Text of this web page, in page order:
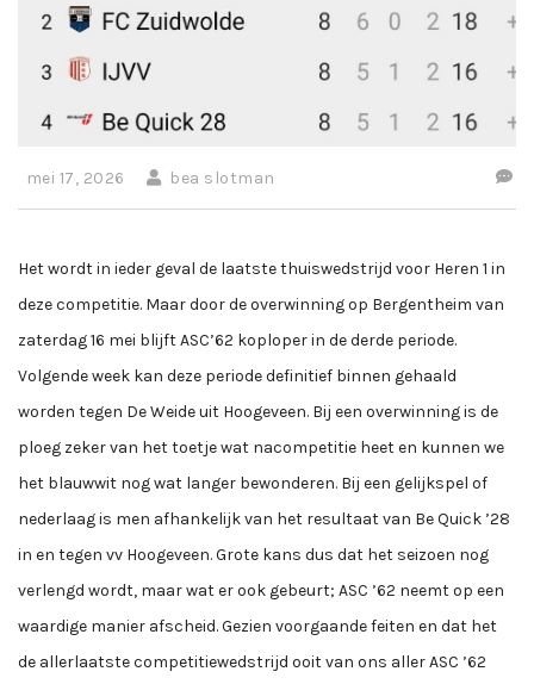
mei 17, 2026 bea slotman
Het wordt in ieder geval de laatste thuiswedstrijd voor Heren 1 in
deze competitie. Maar door de overwinning op Bergentheim van
zaterdag 16 mei blijft ASC’62 koploper in de derde periode.
Volgende week kan deze periode definitief binnen gehaald
worden tegen De Weide uit Hoogeveen. Bij een overwinning is de
ploeg zeker van het toetje wat nacompetitie heet en kunnen we
het blauwwit nog wat langer bewonderen. Bij een gelijkspel of
nederlaag is men afhankelijk van het resultaat van Be Quick ’28
in en tegen vv Hoogeveen. Grote kans dus dat het seizoen nog
verlengd wordt, maar wat er ook gebeurt; ASC ’62 neemt op een
waardige manier afscheid. Gezien voorgaande feiten en dat het
de allerlaatste competitiewedstrijd ooit van ons aller ASC ’62